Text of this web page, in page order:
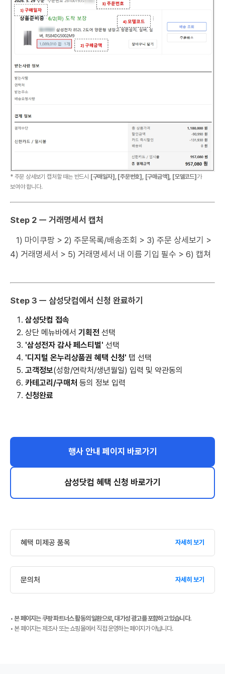
* 주문 상세보기 캡처할 때는 반드시 [구매일자], [주문번호], [구매금액], [모델코드] 가
보여야 합니다.
Step 2 ㅡ 거래명세서 캡처
1) 마이쿠팡 > 2) 주문목록/배송조회 > 3) 주문 상세보기 >
4) 거래명세서 > 5) 거래명세서 내 이름 기입 필수 > 6) 캡쳐
Step 3 ㅡ 삼성닷컴에서 신청 완료하기
삼성닷컴 접속
상단 메뉴바에서 기획전 선택
'삼성전자 감사 페스티벌' 선택
'디지털 온누리상품권 혜택 신청' 탭 선택
고객정보(성함/연락처/생년월일) 입력 및 약관동의
카테고리/구매처 등의 정보 입력
신청완료
행사 안내 페이지 바로가기
삼성닷컴 혜택 신청 바로가기
혜택 미제공 품목 자세히 보기
문의처 자세히 보기
•본 페이지는 쿠팡 파트너스 활동의 일환으로, 대가성 광고를 포함하고 있습니다.
• 본 페이지는 제조사 또는 쇼핑몰에서 직접 운영하는 페이지가 아닙니다.